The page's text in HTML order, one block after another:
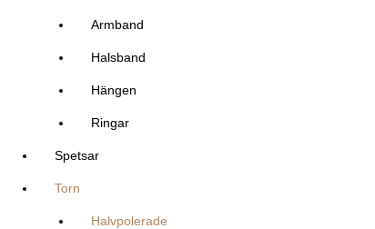
Armband
Halsband
Hängen
Ringar
Spetsar
Torn
Halvpolerade